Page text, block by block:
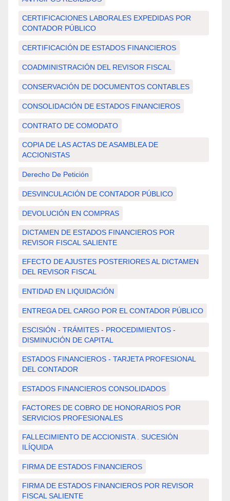
CERTIFICACIONES LABORALES EXPEDIDAS POR
CONTADOR PÚBLICO
CERTIFICACIÓN DE ESTADOS FINANCIEROS
COADMINISTRACIÓN DEL REVISOR FISCAL
CONSERVACIÓN DE DOCUMENTOS CONTABLES
CONSOLIDACIÓN DE ESTADOS FINANCIEROS
CONTRATO DE COMODATO
COPIA DE LAS ACTAS DE ASAMBLEA DE
ACCIONISTAS
Derecho De Petición
DESVINCULACIÓN DE CONTADOR PÚBLICO
DEVOLUCIÓN EN COMPRAS
DICTAMEN DE ESTADOS FINANCIEROS POR
REVISOR FISCAL SALIENTE
EFECTO DE AJUSTES POSTERIORES AL DICTAMEN
DEL REVISOR FISCAL
ENTIDAD EN LIQUIDACIÓN
ENTREGA DEL CARGO POR EL CONTADOR PÚBLICO
ESCISIÓN - TRÁMITES - PROCEDIMIENTOS -
DISMINUCIÓN DE CAPITAL
ESTADOS FINANCIEROS - TARJETA PROFESIONAL
DEL CONTADOR
ESTADOS FINANCIEROS CONSOLIDADOS
FACTORES DE COBRO DE HONORARIOS POR
SERVICIOS PROFESIONALES
FALLECIMIENTO DE ACCIONISTA . SUCESIÓN
ILÍQUIDA
FIRMA DE ESTADOS FINANCIEROS
FIRMA DE ESTADOS FINANCIEROS POR REVISOR
FISCAL SALIENTE